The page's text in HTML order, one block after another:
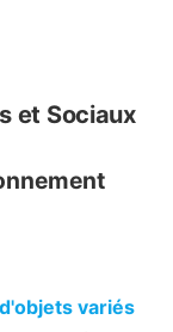
et Sociaux
variés